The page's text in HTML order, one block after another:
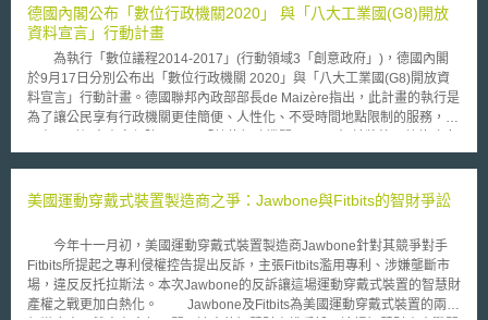
德國內閣公布「數位行政機關2020」 與「八大工業國(G8)開放
資料宣言」行動計畫
為執行「數位議程2014-2017」(行動領域3「創意政府」)，德國內閣
於9月17日分別公布出「數位行政機關 2020」與「八大工業國(G8)開放資
料宣言」行動計畫。德國聯邦內政部部長de Maizère指出，此計畫的執行是
為了讓公民享有行政機關更佳簡便、人性化、不受時間地點限制的服務，並
(e-Government)法律在聯邦機關體制裏統一執行。在執行的做為中其中特別
行政業務處理過程也將數位化、聯網化及電子化。此外、政府採購案流程也
Maizère公布針對「八大工業國(G8)簽署開放資料宣言」推出行動計畫。該
計畫將政府機關的行政資料提供出來讓公民參考。依照該計畫，再明2015
年4月底前，各聯邦政府機關將需提供兩個數據集(Datensatz)，透過德國政
府公開資料網路平台Govdata (https://govdata.de/) 公布出來。可公布出來
美國運動穿戴式裝置製造商之爭：Jawbone與Fitbits的智財爭訟
今年十一月初，美國運動穿戴式裝置製造商Jawbone針對其競爭對手
Fitbits所提起之專利侵權控告提出反訴，主張Fitbits濫用專利、涉嫌壟斷市
場，違反反托拉斯法。本次Jawbone的反訴讓這場運動穿戴式裝置的智慧財
產權之戰更加白熱化。 Jawbone及Fitbits為美國運動穿戴式裝置的兩大